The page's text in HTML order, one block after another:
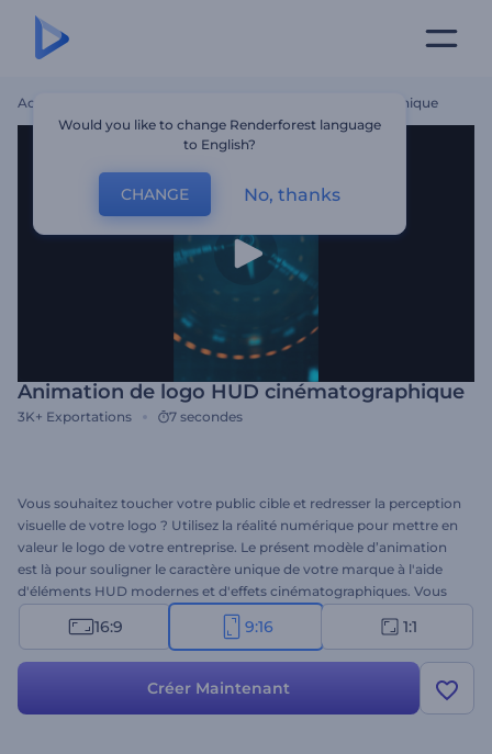
Accueil Animation De Logo HUD Cinématographique
Animation de logo HUD cinématographique
3K+ Exportations 7 secondes
Vous souhaitez toucher votre public cible et redresser la perception
visuelle de votre logo ? Utilisez la réalité numérique pour mettre en
valeur le logo de votre entreprise. Le présent modèle d’animation
est là pour souligner le caractère unique de votre marque à l'aide
d'éléments HUD modernes et d'effets cinématographiques. Vous
n'avez qu'à télécharger votre logo, modifier votre texte dans la
ligne de temps et prévisualiser. Essayez dès aujourd'hui !
16:9 9:16 1:1
Créer Maintenant
Would you like to change Renderforest language
to English?
CHANGE No, thanks